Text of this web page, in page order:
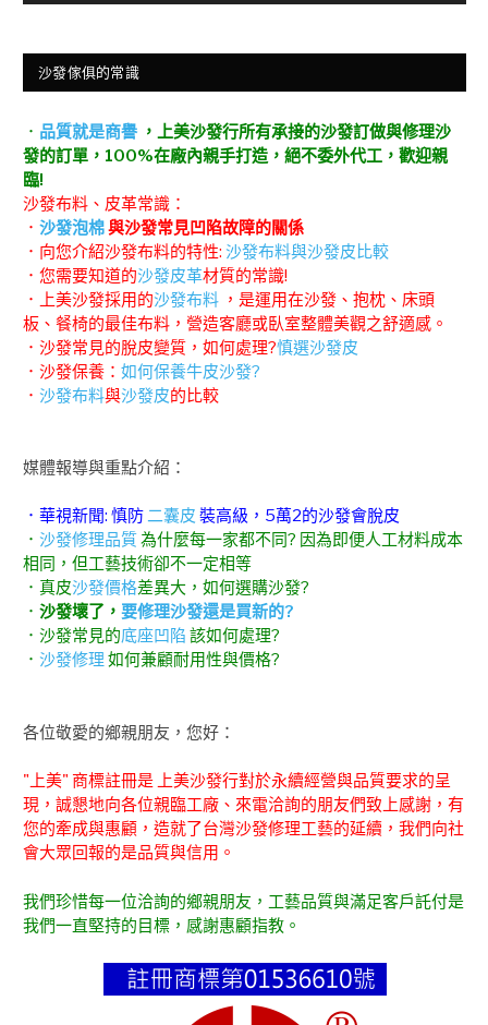
沙發傢俱的常識
． 品質就是商譽，上美沙發行所有承接的沙發訂做與修理沙
發的訂單，100%在廠內親手打造，絕不委外代工，歡迎親
臨!
沙發布料、皮革常識：
． 沙發泡棉與沙發常見凹陷故障的關係
．向您介紹沙發布料的特性: 沙發布料與沙發皮比較
．您需要知道的沙發皮革材質的常識!
．上美沙發採用的沙發布料 ，是運用在沙發、抱枕、床頭
板、餐椅的最佳布料，營造客廳或臥室整體美觀之舒適感。
．沙發常見的脫皮變質，如何處理?慎選沙發皮
．沙發保養： 如何保養牛皮沙發?
． 沙發布料與沙發皮的比較
媒體報導與重點介紹：
．華視新聞: 慎防二囊皮 裝高級，5萬2的沙發會脫皮
． 沙發修理品質為什麼每一家都不同? 因為即便人工材料成本
相同，但工藝技術卻不一定相等
．真皮沙發價格差異大，如何選購沙發?
． 沙發壞了， 要修理沙發還是買新的?
．沙發常見的底座凹陷 該如何處理?
． 沙發修理 如何兼顧耐用性與價格?
各位敬愛的鄉親朋友，您好：
"上美" 商標註冊是 上美沙發行對於永續經營與品質要求的呈
現，誠懇地向各位親臨工廠、來電洽詢的朋友們致上感謝，有
您的牽成與惠顧，造就了台灣沙發修理工藝的延續，我們向社
會大眾回報的是品質與信用。
我們珍惜每一位洽詢的鄉親朋友，工藝品質與滿足客戶託付是
我們一直堅持的目標，感謝惠顧指教。